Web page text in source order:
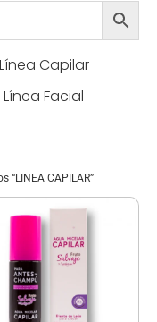
Línea Capilar
Línea Facial
CAPILAR”